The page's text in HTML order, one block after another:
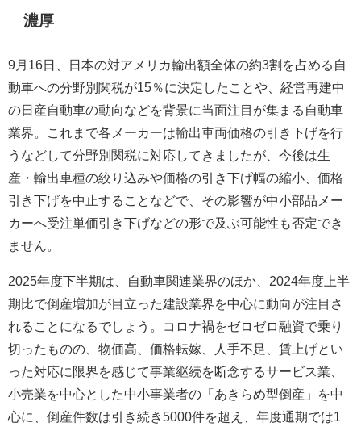
濃厚
9月16日、日本の対アメリカ輸出額全体の約3割を占める自
動車への分野別関税が15％に決定したことや、経営再建中
の日産自動車の動向などを背景に当面注目が集まる自動車
業界。これまで各メーカーは輸出車両価格の引き下げを行
うなどして分野別関税に対応してきましたが、今後は生
産・輸出車種の絞り込みや価格の引き下げ幅の縮小、価格
引き下げを中止することなどで、その影響が中小部品メー
カーへ受注単価引き下げなどの形で及ぶ可能性も否定でき
ません。
2025年度下半期は、自動車関連業界のほか、2024年度上半
期比で倒産増加が目立った建設業界を中心に動向が注目さ
れることになるでしょう。コロナ禍をゼロゼロ融資で乗り
切ったものの、物価高、価格転嫁、人手不足、賃上げとい
った対応に限界を感じて事業継続を断念するサービス業、
小売業を中心とした中小事業者の「あきらめ型倒産」を中
心に、倒産件数は引き続き5000件を超え、年度通期では1